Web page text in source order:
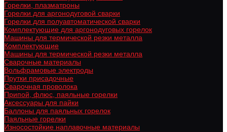
Горелки, плазматроны
Горелки для аргонодуговой сварки
Горелки для полуавтоматической сварки
Комплектующие для аргонодуговых горелок
Машины для термической резки металла
Комплектующие
Машины для термической резки металла
Сварочные материалы
Вольфрамовые электроды
Прутки присадочные
Сварочная проволока
Припой, флюс, паяльные горелки
Аксессуары для пайки
Баллоны для паяльных горелок
Паяльные горелки
Износостойкие наплавочные материалы